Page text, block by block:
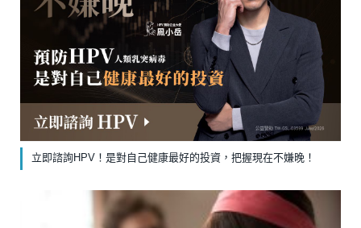
立即諮詢HPV！是對自己健康最好的投資，把握現在不嫌晚！